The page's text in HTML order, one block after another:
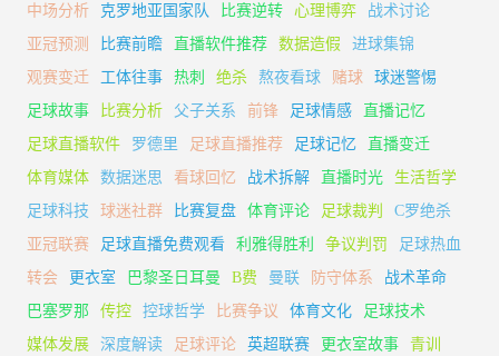
中场分析
克罗地亚国家队 比赛逆转 心理博弈
战术讨论
亚冠预测
比赛前瞻 直播软件推荐 数据造假
进球集锦
观赛变迁
工体往事 热刺 绝杀 熬夜看球 赌球
球迷警惕
足球故事
比赛分析 父子关系 前锋 足球情感
直播记忆
足球直播软件
罗德里 足球直播推荐 足球记忆
直播变迁
体育媒体
数据迷思 看球回忆 战术拆解 直播时光
生活哲学
足球科技
球迷社群 比赛复盘 体育评论 足球裁判
C罗绝杀
亚冠联赛
足球直播免费观看 利雅得胜利 争议判罚
足球热血
转会
更衣室 巴黎圣日耳曼 B费 曼联 防守体系
战术革命
巴塞罗那
传控 控球哲学 比赛争议 体育文化
足球技术
媒体发展
深度解读 足球评论 英超联赛 更衣室故事
青训